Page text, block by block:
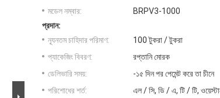
মডেল নম্বার:
BRPV3-1000
প্রদান:
ন্যূনতম চাহিদার পরিমাণ:
100 টুকরা / টুকরা
প্যাকেজিং বিবরণ:
রপ্তানি মোরক
ডেলিভারি সময়:
-১৫ দিন পর পেমেন্ট করে তা চীনে
পরিশোধের শর্ত:
এল / সি, ডি / এ, টি / টি,